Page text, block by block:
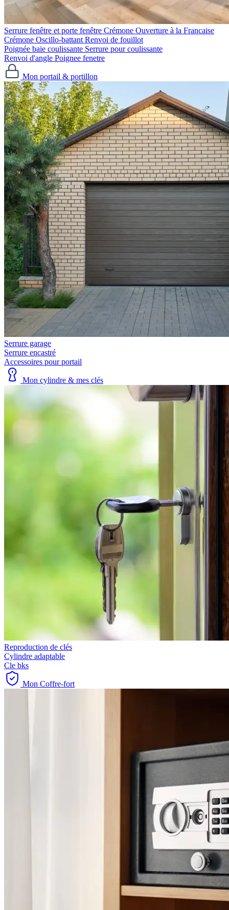
Serrure fenêtre et porte fenêtre
Crémone Ouverture à la Francaise
Crémone Oscillo-battant Renvoi de fouillot
Poignée baie coulissante Serrure pour coulissante
Renvoi d'angle Poignee fenetre
Mon portail & portillon
Serrure garage
Serrure encastré
Accessoires pour portail
Mon cylindre & mes clés
Reproduction de clés
Cylindre adaptable
Cle bks
Mon Coffre-fort